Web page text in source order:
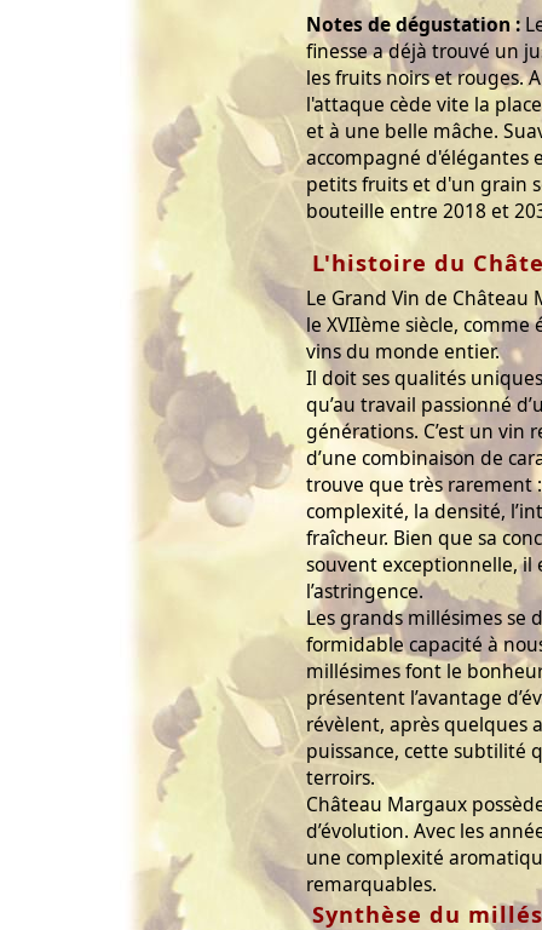
Notes de dégustation :
finesse a déjà trouvé un
les fruits noirs et rouges.
l'attaque cède vite la
et à une belle mâche.
accompagné d'élégantes
petits fruits et d'un grain
bouteille entre 2018 et
L'histoire du
Le Grand Vin de
le XVIIème siècle,
vins du monde entier.
Il doit ses qualités
qu’au travail passionné
générations. C’est un
d’une combinaison de
trouve que très rarement :
complexité, la densité,
fraîcheur. Bien que sa
souvent exceptionnelle, il
l’astringence.
Les grands millésimes se
formidable capacité à
millésimes font le
présentent l’avantage
révèlent, après quelques
puissance, cette subtilité
terroirs.
Château Margaux
d’évolution. Avec les
une complexité
remarquables.
Synthèse du